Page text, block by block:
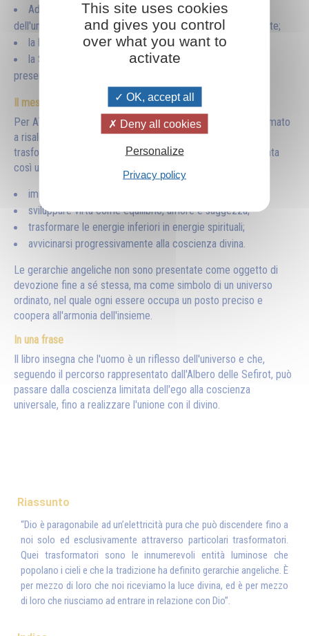
Adam Kadmon, l'Uomo cosmico, modello perfetto
dell'umanità di cui ogni persona rappresenta una piccola parte;
la luce come sostanza fondamentale della creazione;
la Santa Trinità interpretata come principio universale
presente in tutta la manifestazione. (
Il messaggio principale
Per Aïvanhov, l'essere umano non è separato da Dio: è chiamato
a risalire consapevolmente il cammino della creazione,
trasformando la propria coscienza. L'Albero sefirotico diventa
così una guida pratica:
imparare a dominare gli istinti;
sviluppare virtù come equilibrio, amore e saggezza;
trasformare le energie inferiori in energie spirituali;
avvicinarsi progressivamente alla coscienza divina.
Le gerarchie angeliche non sono presentate come oggetto di
devozione fine a sé stessa, ma come simbolo di un universo
ordinato, nel quale ogni essere occupa un posto preciso e
coopera all'armonia dell'insieme.
In una frase
Il libro insegna che l'uomo è un riflesso dell'universo e che,
seguendo il percorso rappresentato dall'Albero delle Sefirot, può
passare dalla coscienza limitata dell'ego alla coscienza
universale, fino a realizzare l'unione con il divino.
Riassunto
“Dio è paragonabile ad un’elettricità pura che può discendere fino a
noi solo ed esclusivamente attraverso particolari trasformatori.
Quei trasformatori sono le innumerevoli entità luminose che
popolano i cieli e che la tradizione ha definito gerarchie angeliche. È
per mezzo di loro che noi riceviamo la luce divina, ed è per mezzo
di loro che riusciamo ad entrare in relazione con Dio”.
This site uses cookies
and gives you control
over what you want to
activate
OK, accept all
Deny all cookies
Personalize
Privacy policy